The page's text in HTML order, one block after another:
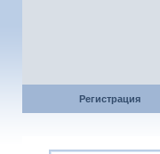
Регистрация